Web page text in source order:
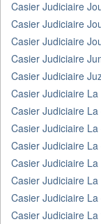
Casier Judiciaire
Casier Judiciaire
Casier Judiciaire
Casier Judiciaire
Casier Judiciaire
Casier Judiciaire
Casier Judiciaire
Casier Judiciaire
Casier Judiciaire
Casier Judiciaire
Casier Judiciaire
Casier Judiciaire
Casier Judiciaire